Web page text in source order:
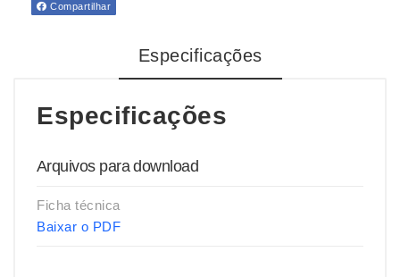
Compartilhar
Especificações
Especificações
Arquivos para download
Ficha técnica
Baixar o PDF